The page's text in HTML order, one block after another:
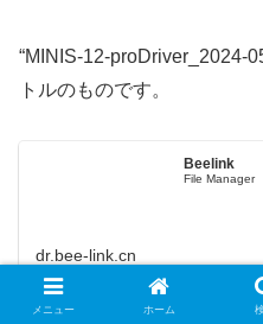
“MINIS-12-proDriver_2024-
トルのものです。
Beelink
File Manager
dr.bee-link.cn
メニュー ホーム